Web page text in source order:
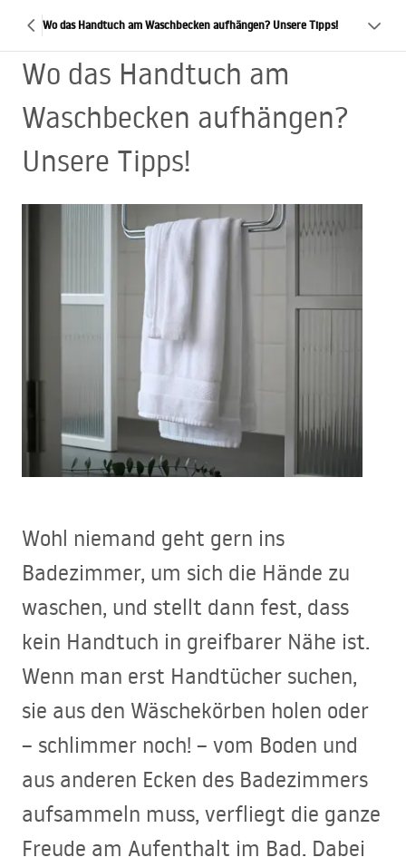
Wo das Handtuch am Waschbecken aufhängen? Unsere Tipps!
Wo das Handtuch am
Waschbecken aufhängen?
Unsere Tipps!
Wohl niemand geht gern ins
Badezimmer, um sich die Hände zu
waschen, und stellt dann fest, dass
kein Handtuch in greifbarer Nähe ist.
Wenn man erst Handtücher suchen,
sie aus den Wäschekörben holen oder
– schlimmer noch! – vom Boden und
aus anderen Ecken des Badezimmers
aufsammeln muss, verfliegt die ganze
Freude am Aufenthalt im Bad. Dabei